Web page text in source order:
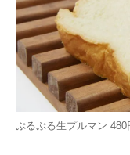
ぷるぷる生プルマン 480